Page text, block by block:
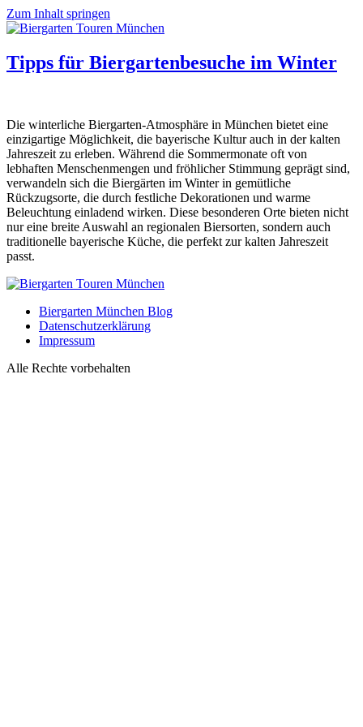
Zum Inhalt springen
Tipps für Biergartenbesuche im Winter
Die winterliche Biergarten-Atmosphäre in München bietet eine
einzigartige Möglichkeit, die bayerische Kultur auch in der kalten
Jahreszeit zu erleben. Während die Sommermonate oft von
lebhaften Menschenmengen und fröhlicher Stimmung geprägt sind,
verwandeln sich die Biergärten im Winter in gemütliche
Rückzugsorte, die durch festliche Dekorationen und warme
Beleuchtung einladend wirken. Diese besonderen Orte bieten nicht
nur eine breite Auswahl an regionalen Biersorten, sondern auch
traditionelle bayerische Küche, die perfekt zur kalten Jahreszeit
passt.
Biergarten München Blog
Datenschutzerklärung
Impressum
Alle Rechte vorbehalten